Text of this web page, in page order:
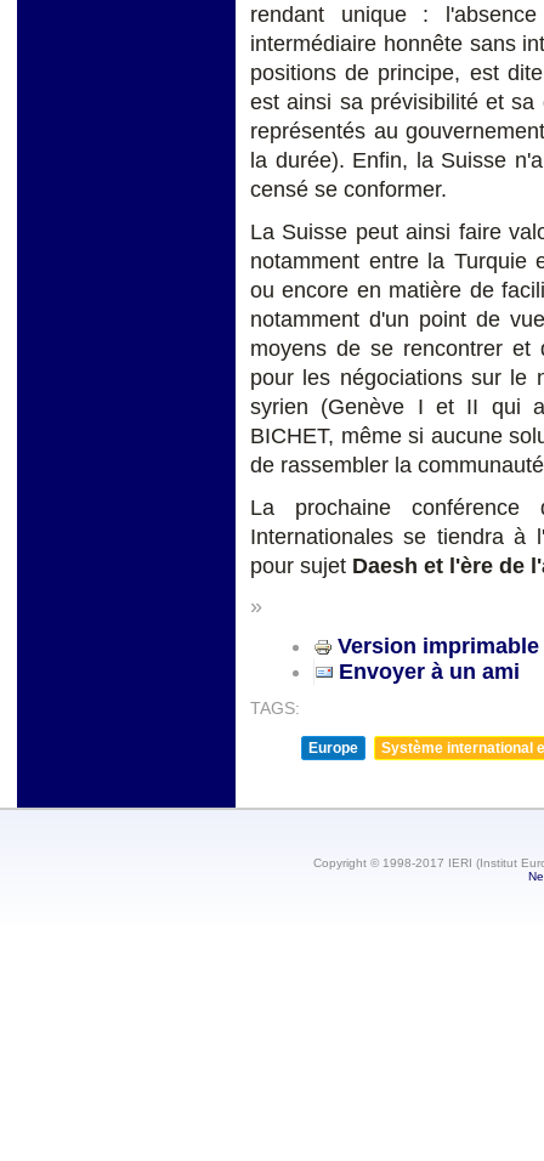
rendant unique :
intermédiaire honnête sans
positions de principe, est
est ainsi sa prévisibilité et
représentés au
la durée). Enfin, la Suisse
censé se conformer.
La Suisse peut ainsi faire
notamment entre la Turquie
ou encore en matière de
notamment d'un point de
moyens de se rencontrer et
pour les négociations sur le
syrien (Genève I et II qui
BICHET, même si aucune
de rassembler la
La prochaine conférence
Internationales se tiendra à
pour sujet Daesh et l'ère de
»
Version imprimable
Envoyer à un ami
TAGS:
Europe Système international
Copyright © 1998-2017 IERI (Institut